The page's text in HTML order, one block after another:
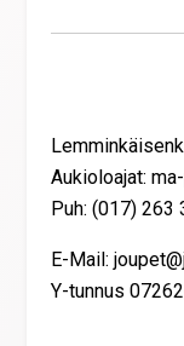
Aukioloajat:
Puh: (017) 263
E-Mail:
Y-tunnus